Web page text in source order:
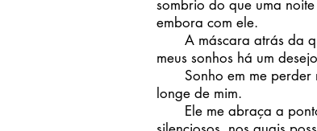
sombrio do que uma
embora com ele.
A máscara atrás da
meus sonhos há um
Sonho em me perder
longe de mim.
Ele me abraça a ponto